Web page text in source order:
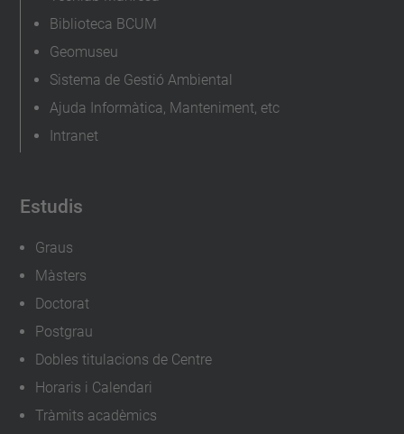
Estudis
Graus
Màsters
Doctorat
Postgrau
Dobles titulacions de Centre
Horaris i Calendari
Tràmits acadèmics
Biblioteca BCUM
Geomuseu
Sistema de Gestió Ambiental
Ajuda Informàtica, Manteniment, etc
Intranet